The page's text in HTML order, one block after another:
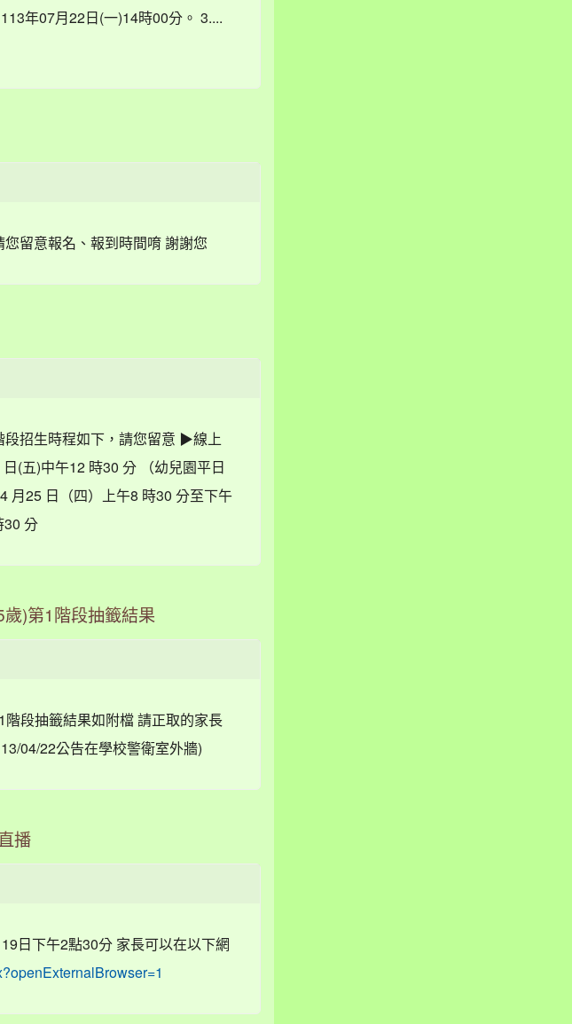
年07月22日(一)14時00分。 3....
留意報名、報到時間唷 謝謝您
段招生時程如下，請您留意 ▶線上
(五)中午12 時30 分 （幼兒園平日
月25 日（四）上午8 時30 分至下午
30 分
)第1階段抽籤結果
段抽籤結果如附檔 請正取的家長
04/22公告在學校警衛室外牆)
播
日下午2點30分 家長可以在以下網